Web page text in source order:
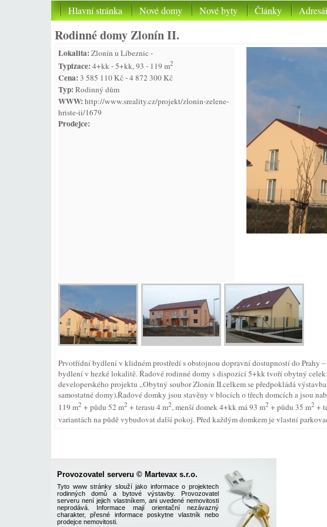
Hlavní stránka Nové domy Nové byty Články
Rodinné domy Zlonín II.
Lokalita:Zlonín u Líbeznic -
Typizace:4+kk - 5+kk, 93 - 119 m2
Cena:3 585 110 Kč - 4 872 300 Kč
Typ:Rodinný dům
WWW:http://www.sreality.cz/projekt/zlonin-zelene-
hriste-ii/1679
Prodejce:
Prvotřídní bydlení v klidném prostředí s obstojnou dopravní dostupností do Prahy
bydlení v hezké lokalitě. Řadové rodinné domy s dispozicí 5+kk tvoří obytný celek
developerského projektu „Obytný soubor Zlonín II.celkem se předpokládá
samostatné domy).Řadové domky jsou stavěny v blocích o třech domcích a jsou
119 m2 + půdu 52 m2 + terasu 4 m2, menší domek 4+kk má 93 m2 + půdu 35 m2 +
variantách na půdě vybudovat další pokoj. Před každým domkem je vlastní
Provozovatel serveru © Martevax s.r.o.
Tyto www stránky slouží jako informace o projektech
rodinných domů a bytové výstavby. Provozovatel
serveru není jejich vlastníkem, ani uvedené nemovitosti
neprodává. Informace mají orientační nezávazný
charakter, přesné informace poskytne vlastník nebo
prodejce nemovitosti.